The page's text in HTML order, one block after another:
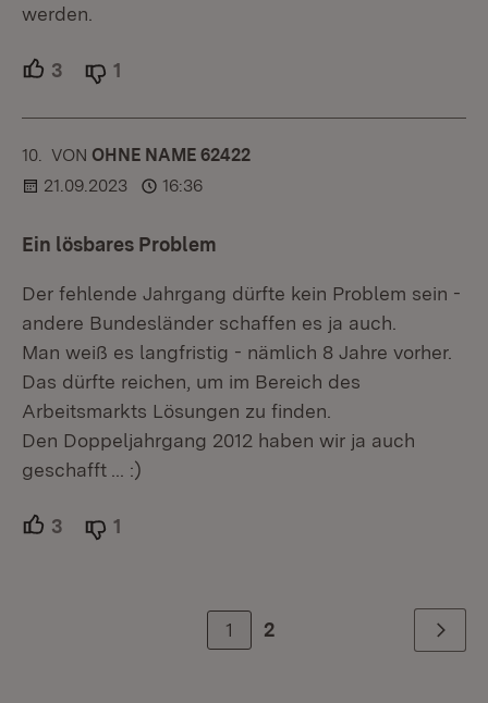
werden.
3 Unterstützer.
1
10. KOMMENTAR
VON :OHNE NAME 62422
21.09.2023
16:36
Ein lösbares Problem
Der fehlende Jahrgang dürfte kein Problem sein -
andere Bundesländer schaffen es ja auch.
Man weiß es langfristig - nämlich 8 Jahre vorher.
Das dürfte reichen, um im Bereich des
Arbeitsmarkts Lösungen zu finden.
Den Doppeljahrgang 2012 haben wir ja auch
geschafft ... :)
3 Unterstützer.
1
1 2 Weiter